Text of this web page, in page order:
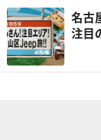
名古
注目